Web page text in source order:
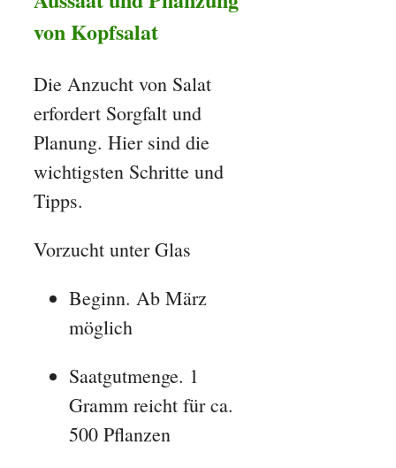
von Kopfsalat
Die Anzucht von Salat
erfordert Sorgfalt und
Planung. Hier sind die
wichtigsten Schritte und
Tipps.
Vorzucht unter Glas
Beginn. Ab März
möglich
Saatgutmenge. 1
Gramm reicht für ca.
500 Pflanzen